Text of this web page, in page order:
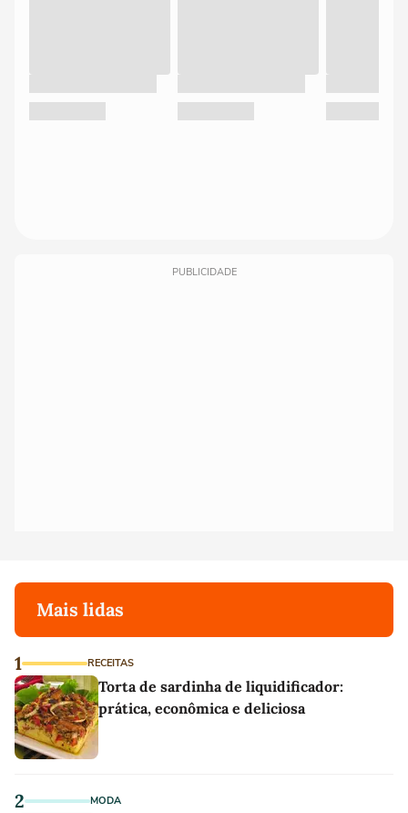
PUBLICIDADE
Mais lidas
1 RECEITAS
Torta de sardinha de liquidificador:
prática, econômica e deliciosa
2 MODA